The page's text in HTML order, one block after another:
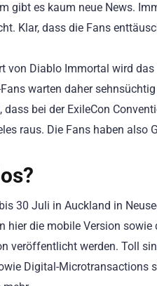
gibt es kaum neue News.
Klar, dass die Fans
von Diablo Immortal wird
Fans warten daher
bei der ExileCon
raus. Die Fans haben also
30 Juli in Auckland in
hier die mobile Version sowie
veröffentlicht werden. Toll
Digital-Microtransactions